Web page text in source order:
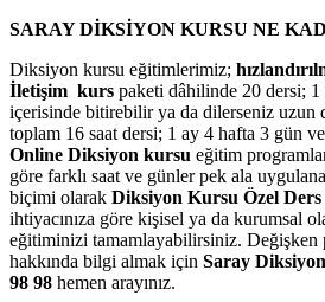
SARAY DİKSİYON KURSU NE
Diksiyon kursu eğitimlerimiz;
İletişim kurs paketi dâhilinde 20 dersi; 1
içerisinde bitirebilir ya da dilerseniz uzun
toplam 16 saat dersi; 1 ay 4 hafta 3 gün
Online Diksiyon kursu eğitim
göre farklı saat ve günler pek ala
biçimi olarak Diksiyon Kursu Özel Ders
ihtiyacınıza göre kişisel ya da kurumsal
eğitiminizi tamamlayabilirsiniz. Değişken
hakkında bilgi almak için Saray
98 98 hemen arayınız.